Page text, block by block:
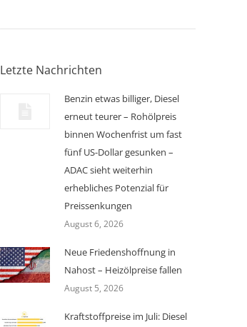
Letzte Nachrichten
Benzin etwas billiger, Diesel
erneut teurer – Rohölpreis
binnen Wochenfrist um fast
fünf US-Dollar gesunken –
ADAC sieht weiterhin
erhebliches Potenzial für
Preissenkungen
August 6, 2026
Neue Friedenshoffnung in
Nahost – Heizölpreise fallen
August 5, 2026
Kraftstoffpreise im Juli: Diesel